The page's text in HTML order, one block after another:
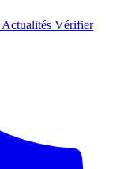
Actualités Vérifier